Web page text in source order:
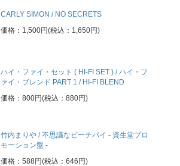
CARLY SIMON / NO SECRETS
価格：1,500円(税込：1,650円)
ハイ・ファイ・セット ( HI-FI SET ) / ハイ・フ
ァイ・ブレンド PART 1 / HI-FI BLEND
価格：800円(税込：880円)
竹内まりや / 不思議なピーチパイ - 資生堂プロ
モーション盤 -
価格：588円(税込：646円)